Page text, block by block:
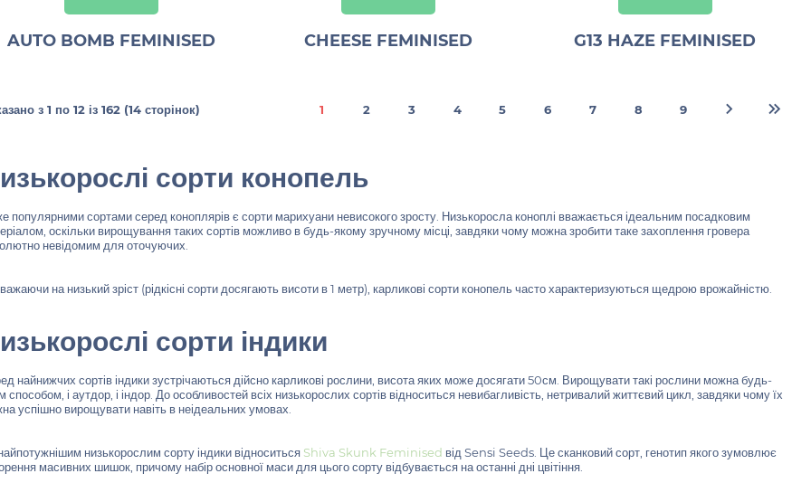
AUTO BOMB FEMINISED CHEESE FEMINISED G13 HAZE FEMINISED
з 1 по 12 із 162 (14 сторінок) 1 2 3 4 5 6 7 8 9
сорти конопель
популярними сортами серед коноплярів є сорти марихуани невисокого зросту. Низькоросла коноплі вважається ідеальним посадковим
оскільки вирощування таких сортів можливо в будь-якому зручному місці, завдяки чому можна зробити таке захоплення гровера
невідомим для оточуючих.
на низький зріст (рідкісні сорти досягають висоти в 1 метр), карликові сорти конопель часто характеризуються щедрою врожайністю.
сорти індики
найнижчих сортів індики зустрічаються дійсно карликові рослини, висота яких може досягати 50см. Вирощувати такі рослини можна будь-
способом, і аутдор, і індор. До особливостей всіх низькорослих сортів відноситься невибагливість, нетривалий життєвий цикл, завдяки чому їх
успішно вирощувати навіть в неідеальних умовах.
низькорослим сорту індики відноситься Shiva Skunk Feminised від Sensi Seeds. Це сканковий сорт, генотип якого зумовлює
масивних шишок, причому набір основної маси для цього сорту відбувається на останні дні цвітіння.